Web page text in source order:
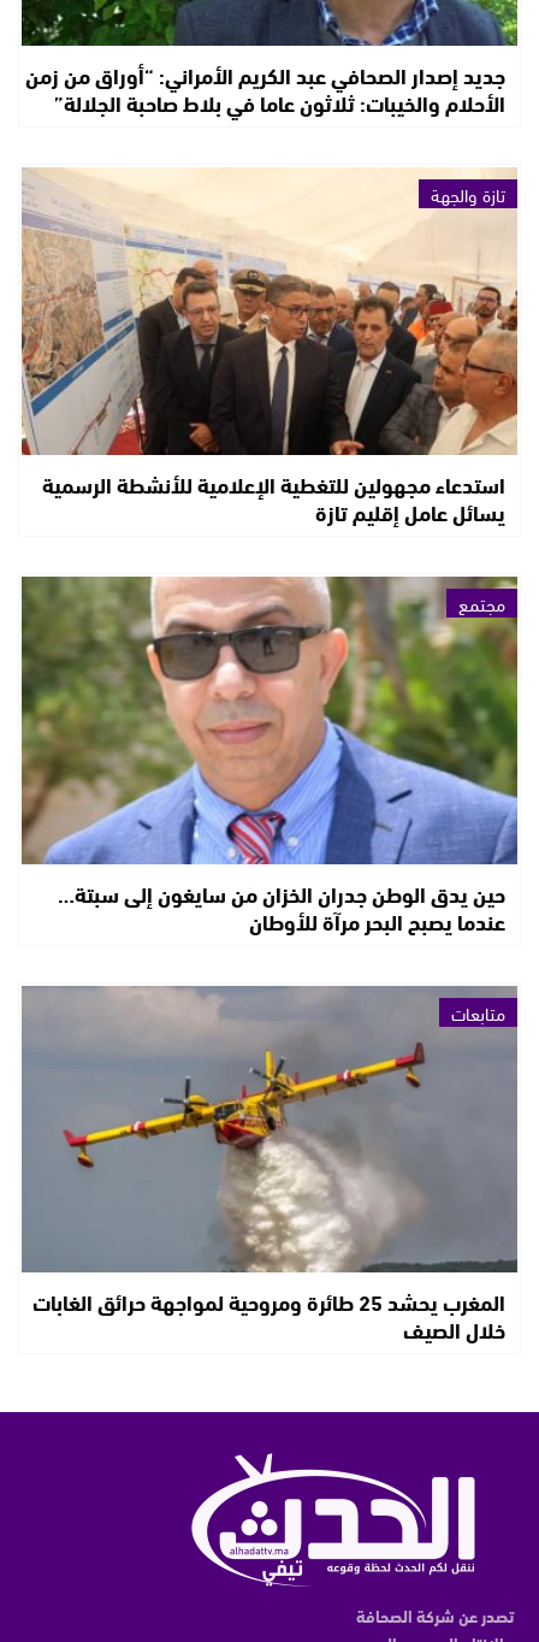
جديد إصدار الصحافي عبد الكريم الأمراني: “أوراق من زمن
الأحلام والخيبات: ثلاثون عاما في بلاط صاحبة الجلالة”
تازة والجهة
استدعاء مجهولين للتغطية الإعلامية للأنشطة الرسمية
يسائل عامل إقليم تازة
مجتمع
حين يدق الوطن جدران الخزان من سايغون إلى سبتة…
عندما يصبح البحر مرآة للأوطان
متابعات
المغرب يحشد 25 طائرة ومروحية لمواجهة حرائق الغابات
خلال الصيف
تصدر عن شركة الصحافة